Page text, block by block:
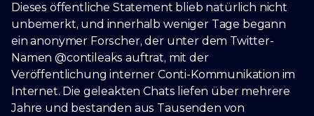
Dieses öffentliche Statement blieb natürlich nicht
unbemerkt, und innerhalb weniger Tage begann
ein anonymer Forscher, der unter dem Twitter-
Namen @contileaks auftrat, mit der
Veröffentlichung interner Conti-Kommunikation im
Internet. Die geleakten Chats liefen über mehrere
Jahre und bestanden aus Tausenden von